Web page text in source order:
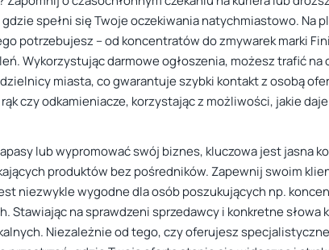
spełni się Twoje oczekiwania natychmiastowo. Na
potrzebujesz – od koncentratów do zmywarek marki
Wykorzystując darmowe ogłoszenia, możesz trafić
miasta, co gwarantuje szybki kontakt z osobą
czy odkamieniacze, korzystając z możliwości, jakie
lub wypromować swój biznes, kluczowa jest jasna
produktów bez pośredników. Zapewnij swoim
niezwykle wygodne dla osób poszukujących np.
Stawiając na sprawdzeni sprzedawcy i konkretne
Niezależnie od tego, czy oferujesz